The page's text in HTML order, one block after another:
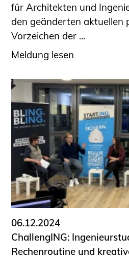
für Architekten und
den geänderten aktuellen
Vorzeichen der ...
Meldung lesen
06.12.2024
ChallengING:
Rechenroutine und